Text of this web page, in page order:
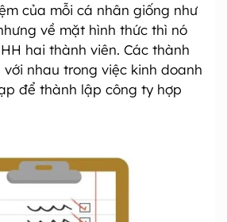
của mỗi cá nhân giống như
về mặt hình thức thì nó
hai thành viên. Các thành
nhau trong việc kinh doanh
để thành lập công ty hợp